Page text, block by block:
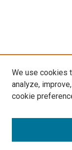
We use cookies
analyze,
cookie